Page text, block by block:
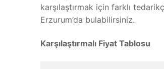
karşılaştırmak için farklı
Erzurum’da bulabilirsiniz.
Karşılaştırmalı Fiyat Tablosu